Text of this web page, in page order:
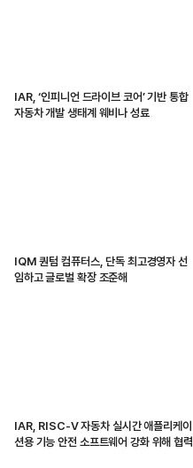
IAR, ‘인피니언 드라이브 코어’ 기반 통합
자동차 개발 생태계 웨비나 성료
IQM 퀀텀 컴퓨터스, 단독 최고경영자 선
임하고 글로벌 확장 조준해
IAR, RISC-V 자동차 실시간 애플리케이
션용 기능 안전 소프트웨어 강화 위해 협력